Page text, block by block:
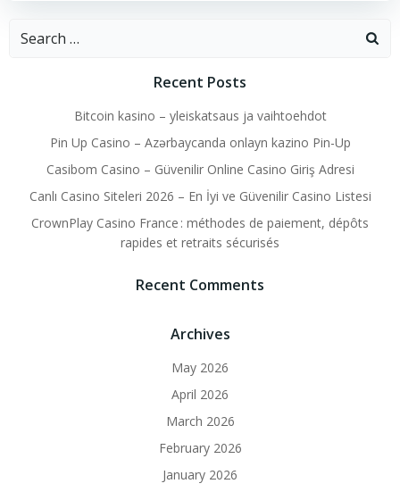
Search
Recent Posts
Bitcoin kasino – yleiskatsaus ja vaihtoehdot
Pin Up Casino – Azərbaycanda onlayn kazino Pin-Up
Casibom Casino – Güvenilir Online Casino Giriş Adresi
Canlı Casino Siteleri 2026 – En İyi ve Güvenilir Casino Listesi
CrownPlay Casino France : méthodes de paiement, dépôts
rapides et retraits sécurisés
Recent Comments
Archives
May 2026
April 2026
March 2026
February 2026
January 2026